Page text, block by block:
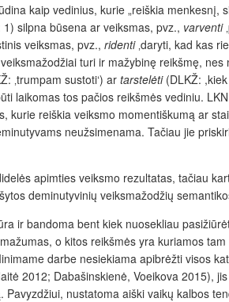
kaip vedinius, kurie „reiškia menkesnį,
silpna būsena ar veiksmas, pvz., varventi
veiksmas, pvz., ridenti ‚daryti, kad kas
turi ir mažybinę reikšmę,
‚trumpam sustoti‘) ar tarstelėti(DLKŽ: ,kiek
laikomas tos pačios reikšmės vediniu.
kurie reiškia veiksmo momentiškumą ar
neužsimenama. Tačiau jie
apimties veiksmo rezultatas, tačiau
deminutyvinių veiksmažodžių
ir bandoma bent kiek nuosekliau
o kitos reikšmės yra kuriamos
darbe nesiekiama apibrėžti visos
2012; Dabašinskienė, Voeikova 2015),
nustatoma aiški vaikų kalbos